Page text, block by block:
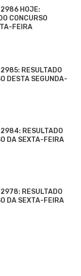
2986 HOJE:
CONCURSO
FEIRA
RESULTADO
DESTA SEGUNDA-
RESULTADO
DA SEXTA-FEIRA
RESULTADO
DA SEXTA-FEIRA